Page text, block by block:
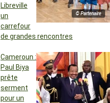
© Partenaire
Libreville
un
carrefour
de grandes rencontres
Cameroun :
Paul Biya
prête
serment
pour un